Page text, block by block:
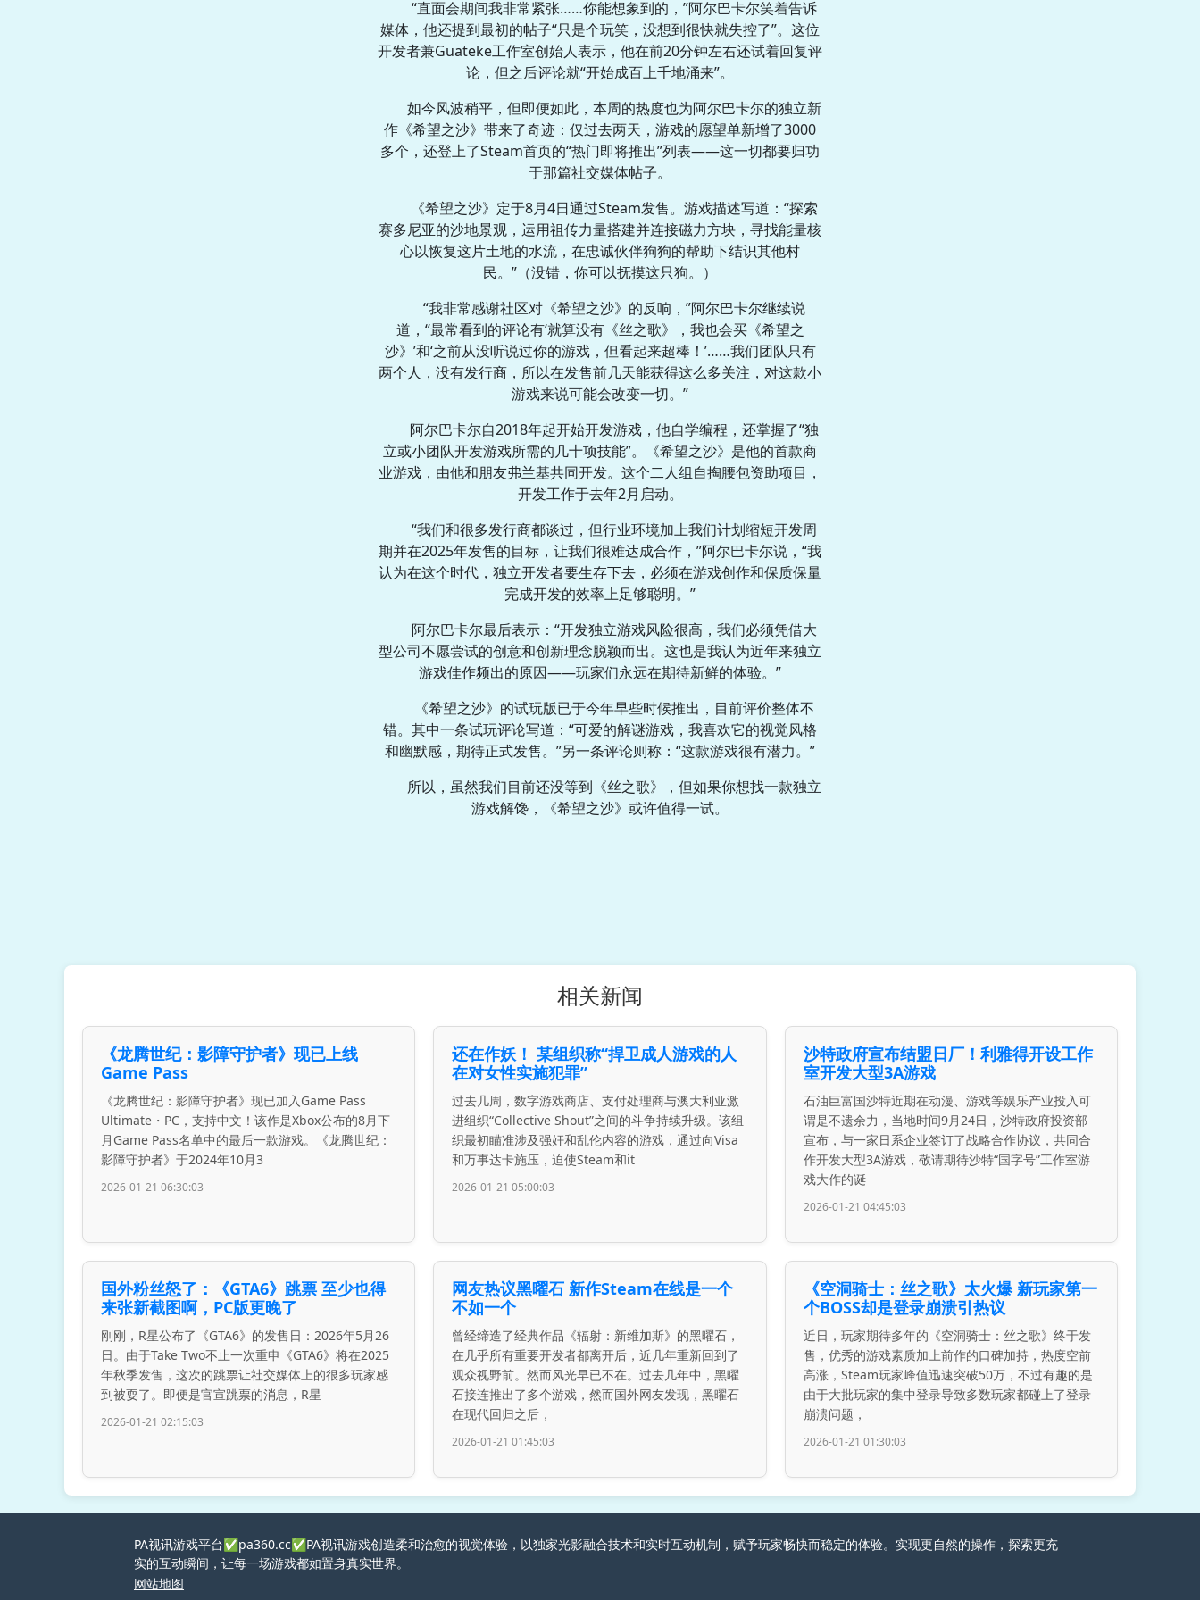
“直面会期间我非常紧张……你能想象到的，”阿尔巴卡尔笑着告诉
媒体，他还提到最初的帖子“只是个玩笑，没想到很快就失控了”。这位
开发者兼Guateke工作室创始人表示，他在前20分钟左右还试着回复评
论，但之后评论就“开始成百上千地涌来”。
如今风波稍平，但即便如此，本周的热度也为阿尔巴卡尔的独立新
作《希望之沙》带来了奇迹：仅过去两天，游戏的愿望单新增了3000
多个，还登上了Steam首页的“热门即将推出”列表——这一切都要归功
于那篇社交媒体帖子。
《希望之沙》定于8月4日通过Steam发售。游戏描述写道：“探索
赛多尼亚的沙地景观，运用祖传力量搭建并连接磁力方块，寻找能量核
心以恢复这片土地的水流，在忠诚伙伴狗狗的帮助下结识其他村
民。”（没错，你可以抚摸这只狗。）
“我非常感谢社区对《希望之沙》的反响，”阿尔巴卡尔继续说
道，“最常看到的评论有‘就算没有《丝之歌》，我也会买《希望之
沙》’和‘之前从没听说过你的游戏，但看起来超棒！’……我们团队只有
两个人，没有发行商，所以在发售前几天能获得这么多关注，对这款小
游戏来说可能会改变一切。”
阿尔巴卡尔自2018年起开始开发游戏，他自学编程，还掌握了“独
立或小团队开发游戏所需的几十项技能”。《希望之沙》是他的首款商
业游戏，由他和朋友弗兰基共同开发。这个二人组自掏腰包资助项目，
开发工作于去年2月启动。
“我们和很多发行商都谈过，但行业环境加上我们计划缩短开发周
期并在2025年发售的目标，让我们很难达成合作，”阿尔巴卡尔说，“我
认为在这个时代，独立开发者要生存下去，必须在游戏创作和保质保量
完成开发的效率上足够聪明。”
阿尔巴卡尔最后表示：“开发独立游戏风险很高，我们必须凭借大
型公司不愿尝试的创意和创新理念脱颖而出。这也是我认为近年来独立
游戏佳作频出的原因——玩家们永远在期待新鲜的体验。”
《希望之沙》的试玩版已于今年早些时候推出，目前评价整体不
错。其中一条试玩评论写道：“可爱的解谜游戏，我喜欢它的视觉风格
和幽默感，期待正式发售。”另一条评论则称：“这款游戏很有潜力。”
所以，虽然我们目前还没等到《丝之歌》，但如果你想找一款独立
游戏解馋，《希望之沙》或许值得一试。
相关新闻
《龙腾世纪：影障守护者》现已上线
Game Pass
《龙腾世纪：影障守护者》现已加入Game Pass
Ultimate・PC，支持中文！该作是Xbox公布的8月下
月Game Pass名单中的最后一款游戏。《龙腾世纪：
影障守护者》于2024年10月3
2026-01-21 06:30:03
还在作妖！ 某组织称“捍卫成人游戏的人
在对女性实施犯罪”
过去几周，数字游戏商店、支付处理商与澳大利亚激
进组织“Collective Shout”之间的斗争持续升级。该组
织最初瞄准涉及强奸和乱伦内容的游戏，通过向Visa
和万事达卡施压，迫使Steam和it
2026-01-21 05:00:03
沙特政府宣布结盟日厂！利雅得开设工作
室开发大型3A游戏
石油巨富国沙特近期在动漫、游戏等娱乐产业投入可
谓是不遗余力，当地时间9月24日，沙特政府投资部
宣布，与一家日系企业签订了战略合作协议，共同合
作开发大型3A游戏，敬请期待沙特“国字号”工作室游
戏大作的诞
2026-01-21 04:45:03
国外粉丝怒了：《GTA6》跳票 至少也得
来张新截图啊，PC版更晚了
刚刚，R星公布了《GTA6》的发售日：2026年5月26
日。由于Take Two不止一次重申《GTA6》将在2025
年秋季发售，这次的跳票让社交媒体上的很多玩家感
到被耍了。即便是官宣跳票的消息，R星
2026-01-21 02:15:03
网友热议黑曜石 新作Steam在线是一个
不如一个
曾经缔造了经典作品《辐射：新维加斯》的黑曜石，
在几乎所有重要开发者都离开后，近几年重新回到了
观众视野前。然而风光早已不在。过去几年中，黑曜
石接连推出了多个游戏，然而国外网友发现，黑曜石
在现代回归之后，
2026-01-21 01:45:03
《空洞骑士：丝之歌》太火爆 新玩家第一
个BOSS却是登录崩溃引热议
近日，玩家期待多年的《空洞骑士：丝之歌》终于发
售，优秀的游戏素质加上前作的口碑加持，热度空前
高涨，Steam玩家峰值迅速突破50万，不过有趣的是
由于大批玩家的集中登录导致多数玩家都碰上了登录
崩溃问题，
2026-01-21 01:30:03
PA视讯游戏平台✅pa360.cc✅PA视讯游戏创造柔和治愈的视觉体验，以独家光影融合技术和实时互动机制，赋予玩家畅快而稳定的体验。实现更自然的操作，探索更充
实的互动瞬间，让每一场游戏都如置身真实世界。
网站地图